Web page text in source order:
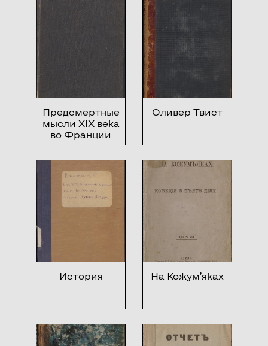
Предсмертные
мысли XIX века
во Франции
Оливер Твист
История На Кожум’яках